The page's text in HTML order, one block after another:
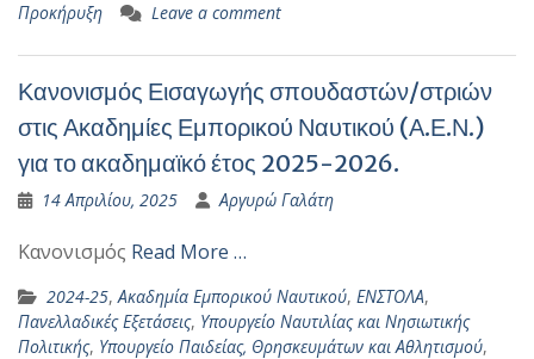
Προκήρυξη
Leave a comment
Κανονισμός Εισαγωγής σπουδαστών/στριών
στις Ακαδημίες Εμπορικού Ναυτικού (Α.Ε.Ν.)
για το ακαδημαϊκό έτος 2025-2026.
14 Απριλίου, 2025 Αργυρώ Γαλάτη
Κανονισμός Read More …
2024-25,Ακαδημία Εμπορικού Ναυτικού, ΕΝΣΤΟΛΑ,
Πανελλαδικές Εξετάσεις, Υπουργείο Ναυτιλίας και Νησιωτικής
Πολιτικής, Υπουργείο Παιδείας, Θρησκευμάτων και Αθλητισμού,